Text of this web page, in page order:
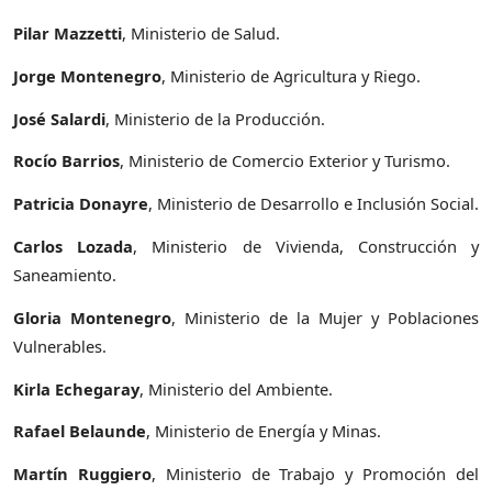
Pilar Mazzetti, Ministerio de Salud.
Jorge Montenegro, Ministerio de Agricultura y Riego.
José Salardi, Ministerio de la Producción.
Rocío Barrios, Ministerio de Comercio Exterior y Turismo.
Patricia Donayre, Ministerio de Desarrollo e Inclusión Social.
Carlos Lozada, Ministerio de Vivienda, Construcción y
Saneamiento.
Gloria Montenegro, Ministerio de la Mujer y Poblaciones
Vulnerables.
Kirla Echegaray, Ministerio del Ambiente.
Rafael Belaunde, Ministerio de Energía y Minas.
Martín Ruggiero, Ministerio de Trabajo y Promoción del